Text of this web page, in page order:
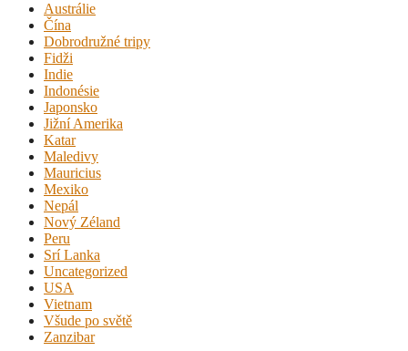
Austrálie
Čína
Dobrodružné tripy
Fidži
Indie
Indonésie
Japonsko
Jižní Amerika
Katar
Maledivy
Mauricius
Mexiko
Nepál
Nový Zéland
Peru
Srí Lanka
Uncategorized
USA
Vietnam
Všude po světě
Zanzibar